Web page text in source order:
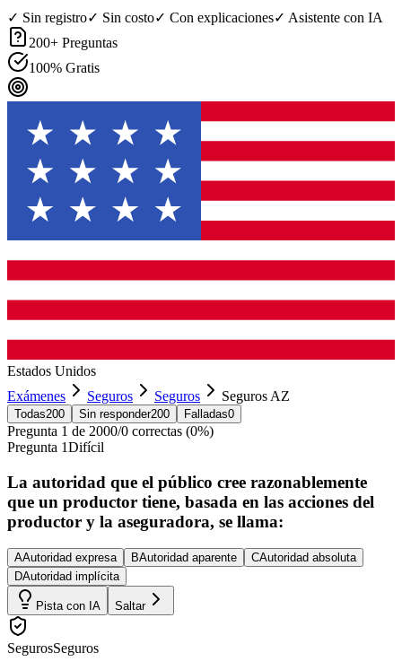
✓ Sin registro✓ Sin costo✓ Con explicaciones✓ Asistente con IA
200+ Preguntas
100% Gratis
Estados Unidos
Exámenes
Seguros Seguros Seguros AZ
Todas200 Sin responder200 Falladas0
Pregunta 1 de 2000/0 correctas (0%)
Pregunta 1Difícil
La autoridad que el público cree razonablemente
que un productor tiene, basada en las acciones del
productor y la aseguradora, se llama:
AAutoridad expresa BAutoridad aparente CAutoridad absoluta
DAutoridad implícita
Pista con IA Saltar
SegurosSeguros